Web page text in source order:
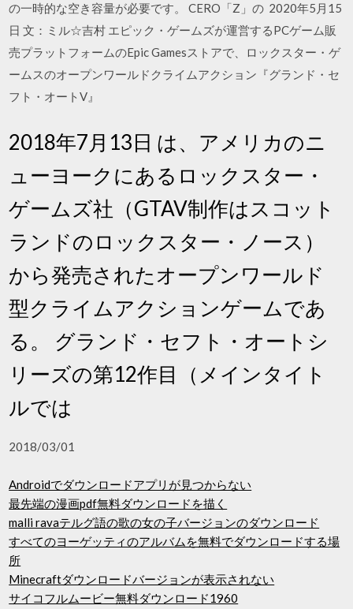
の一時的な空き容量が必要です。 CERO「Z」の 2020年5月15
日 文：ミル☆吉村 エピック・ゲームズが運営するPCゲーム販
売プラットフォームのEpic Gamesストアで、ロックスター・ゲ
ームスのオープンワールドクライムアクション『グランド・セ
フト・オートV』
2018年7月13日 は、アメリカのニ
ューヨークにあるロックスター・
ゲームズ社（GTAV制作はスコット
ランドのロックスター・ノース）
から発売されたオープンワールド
型クライムアクションゲームであ
る。 グランド・セフト・オートシ
リーズの第12作目（メインタイト
ルでは
2018/03/01
Androidでダウンロードアプリが見つからない
最先端の漫画pdf無料ダウンロードを描く
malli ravaテルグ語の歌の女の子バージョンのダウンロード
すべてのヨーゲッティのアルバムを無料でダウンロードする場
所
Minecraftダウンロードバージョンが表示されない
サイコフルムービー無料ダウンロード1960